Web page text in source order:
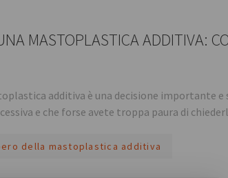
MASTOPLASTICA ADDITIVA:
additiva è una decisione importante e
e che forse avete troppa paura di
della mastoplastica additiva